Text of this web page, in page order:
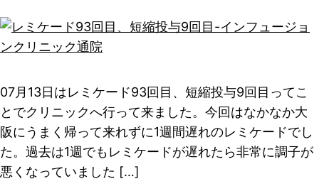
07月13日はレミケード93回目、短縮投与9回目ってこ
とでクリニックへ行って来ました。今回はなかなか大
阪にうまく帰って来れずに1週間遅れのレミケードでし
た。過去は1週でもレミケードが遅れたら非常に調子が
悪くなっていました […]